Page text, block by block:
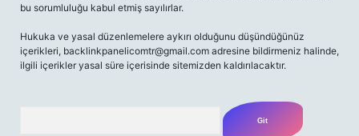
bu sorumluluğu kabul etmiş sayılırlar.
Hukuka ve yasal düzenlemelere aykırı olduğunu düşündüğünüz
içerikleri, backlinkpanelicomtr@gmail.com adresine bildirmeniz halinde,
ilgili içerikler yasal süre içerisinde sitemizden kaldırılacaktır.